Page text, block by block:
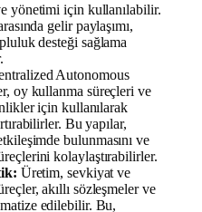
yönetimi için kullanılabilir.
gelir paylaşımı,
desteği sağlama
Autonomous
oy kullanma süreçleri ve
için kullanılarak
Bu yapılar,
bulunmasını ve
kolaylaştırabilirler.
Üretim, sevkiyat ve
akıllı sözleşmeler ve
edilebilir. Bu,